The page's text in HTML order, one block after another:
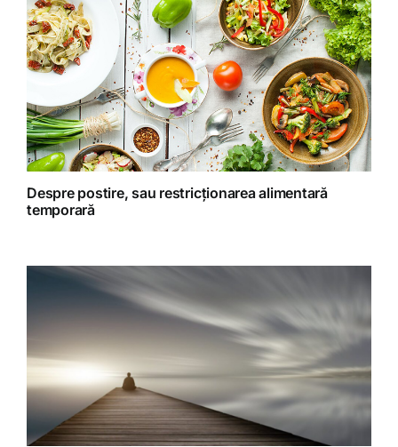
Homeopatie
Retete fructariene
Retete preparate
Retete Raw (nepreparate termic)
Despre postire, sau restricționarea alimentară
temporară